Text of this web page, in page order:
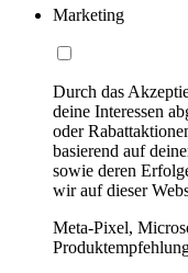
Marketing
Durch das
deine Interessen
oder
basierend auf
sowie deren
wir auf dieser
Meta-Pixel,